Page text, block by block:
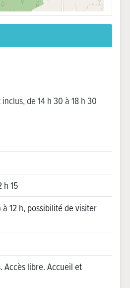
de 14 h 30 à 18 h 30
h 15
12 h, possibilité de visiter
Accès libre. Accueil et